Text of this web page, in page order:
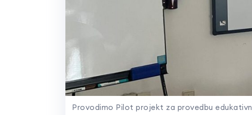
Provodimo Pilot projekt za provedbu